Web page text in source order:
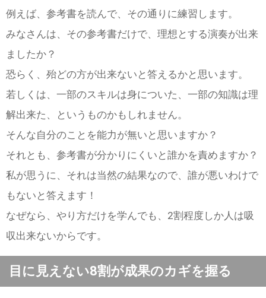
例えば、参考書を読んで、その通りに練習します。
みなさんは、その参考書だけで、理想とする演奏が出来
ましたか？
恐らく、殆どの方が出来ないと答えるかと思います。
若しくは、一部のスキルは身についた、一部の知識は理
解出来た、というものかもしれません。
そんな自分のことを能力が無いと思いますか？
それとも、参考書が分かりにくいと誰かを責めますか？
私が思うに、それは当然の結果なので、誰が悪いわけで
もないと答えます！
なぜなら、やり方だけを学んでも、2割程度しか人は吸
収出来ないからです。
目に見えない8割が成果のカギを握る